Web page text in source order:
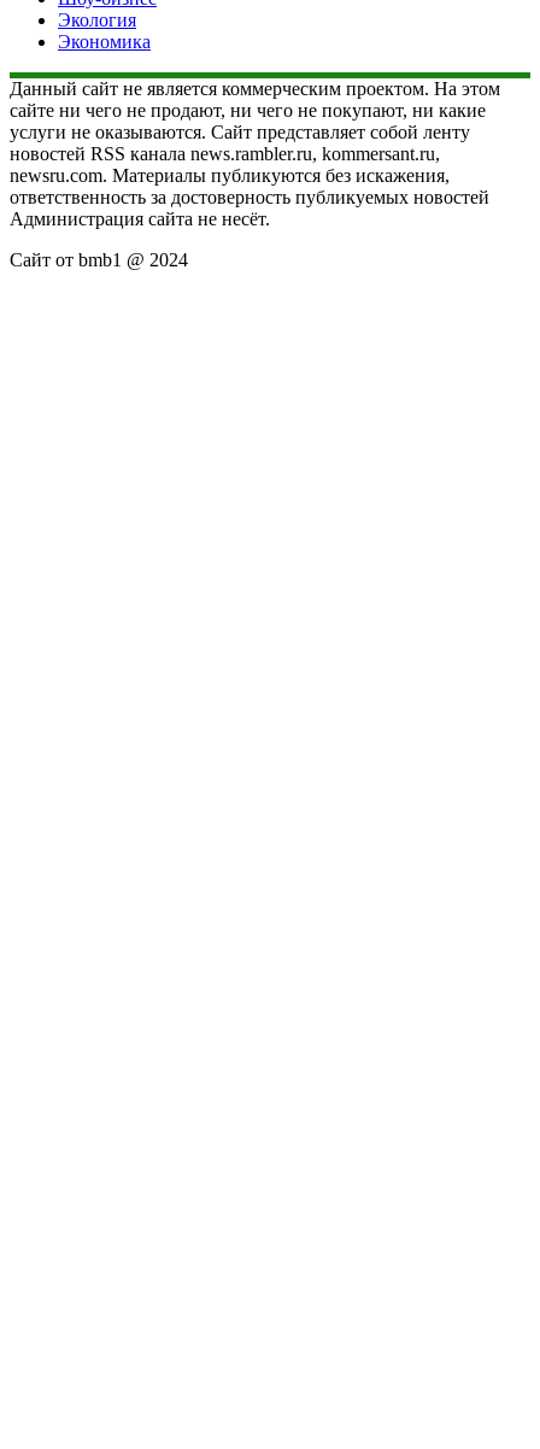
Экология
Экономика
Данный сайт не является коммерческим проектом. На этом
сайте ни чего не продают, ни чего не покупают, ни какие
услуги не оказываются. Сайт представляет собой ленту
новостей RSS канала news.rambler.ru, kommersant.ru,
newsru.com. Материалы публикуются без искажения,
ответственность за достоверность публикуемых новостей
Администрация сайта не несёт.
Сайт от bmb1 @ 2024